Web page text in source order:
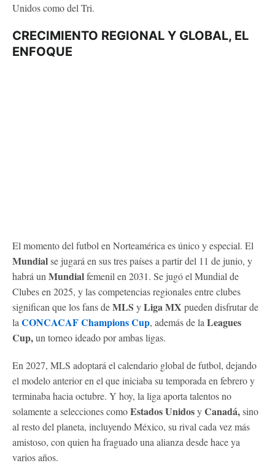
Unidos como del Tri.
CRECIMIENTO REGIONAL Y GLOBAL, EL
ENFOQUE
El momento del futbol en Norteamérica es único y especial. El
Mundialse jugará en sus tres países a partir del 11 de junio, y
habrá unMundialfemenil en 2031. Se jugó el Mundial de
Clubes en 2025, y las competencias regionales entre clubes
significan que los fans deMLS yLiga MX pueden disfrutar de
laCONCACAF Champions Cup, además de laLeagues
Cup,un torneo ideado por ambas ligas.
En 2027, MLS adoptará el calendario global de futbol, dejando
el modelo anterior en el que iniciaba su temporada en febrero y
terminaba hacia octubre. Y hoy, la liga aporta talentos no
solamente a selecciones comoEstados UnidosyCanadá,sino
al resto del planeta, incluyendo México, su rival cada vez más
amistoso, con quien ha fraguado una alianza desde hace ya
varios años.